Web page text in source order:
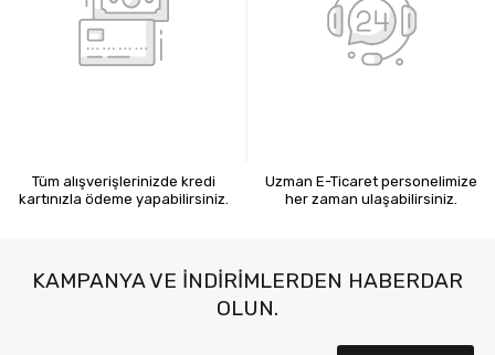
Tüm alışverişlerinizde kredi
kartınızla ödeme yapabilirsiniz.
Uzman E-Ticaret personelimize
her zaman ulaşabilirsiniz.
KAMPANYA VE INDIRIMLERDEN HABERDAR
OLUN.